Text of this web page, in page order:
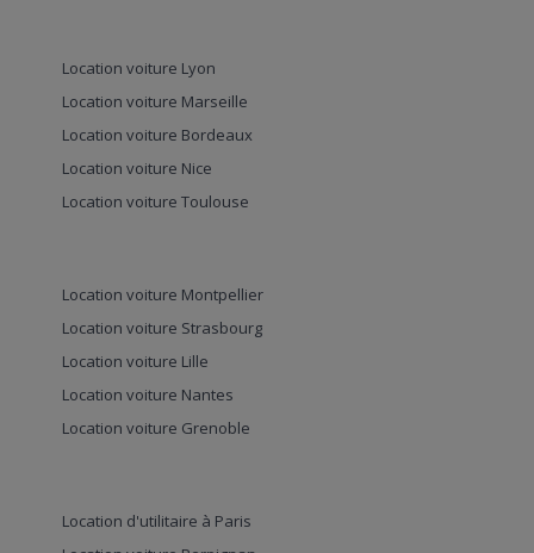
Location voiture Lyon
Location voiture Marseille
Location voiture Bordeaux
Location voiture Nice
Location voiture Toulouse
Location voiture Montpellier
Location voiture Strasbourg
Location voiture Lille
Location voiture Nantes
Location voiture Grenoble
Location d'utilitaire à Paris